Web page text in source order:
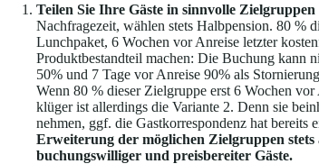
Teilen Sie Ihre Gäste in sinnvolle Zielgruppen
Nachfragezeit, wählen stets Halbpension. 80 %
Lunchpaket, 6 Wochen vor Anreise letzter
Produktbestandteil machen: Die Buchung kann
50% und 7 Tage vor Anreise 90% als
Wenn 80 % dieser Zielgruppe erst 6 Wochen
klüger ist allerdings die Variante 2. Denn sie
nehmen, ggf. die Gastkorrespondenz hat
Erweiterung der möglichen Zielgruppen stets
buchungswilliger und preisbereiter Gäste.